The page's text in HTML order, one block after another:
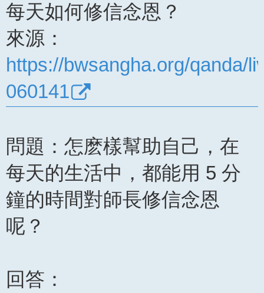
每天如何修信念恩？
來源：
https://bwsangha.org/qanda/
060141
問題：怎麽樣幫助自己，在
每天的生活中，都能用 5 分
鐘的時間對師長修信念恩
呢？
回答：